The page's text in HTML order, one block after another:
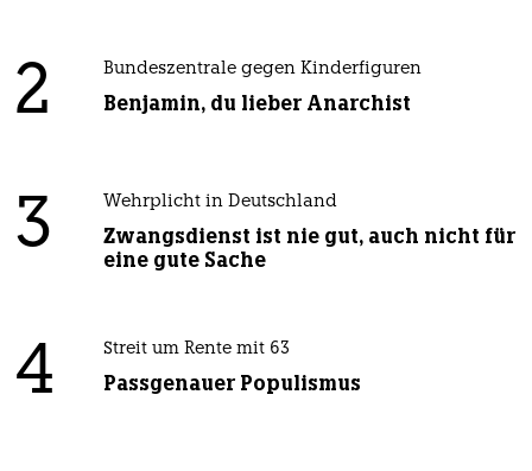
2 Bundeszentrale gegen Kinderfiguren
Benjamin, du lieber Anarchist
3 Wehrplicht in Deutschland
Zwangsdienst ist nie gut, auch nicht für
eine gute Sache
4 Streit um Rente mit 63
Passgenauer Populismus